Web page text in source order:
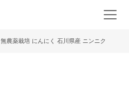
無農薬栽培 にんにく 石川県産 ニンニク